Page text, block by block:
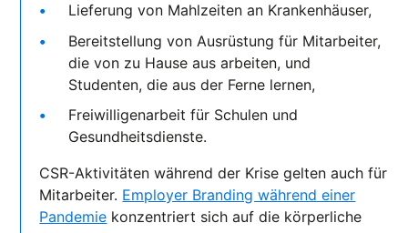
Lieferung von Mahlzeiten an Krankenhäuser,
Bereitstellung von Ausrüstung für Mitarbeiter,
die von zu Hause aus arbeiten, und
Studenten, die aus der Ferne lernen,
Freiwilligenarbeit für Schulen und
Gesundheitsdienste.
CSR-Aktivitäten während der Krise gelten auch für
Mitarbeiter. Employer Branding während einer
Pandemie konzentriert sich auf die körperliche